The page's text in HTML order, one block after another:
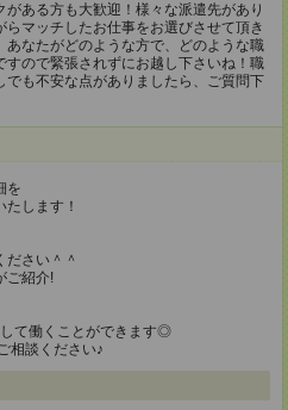
ある方も大歓迎！様々な派遣先があり
マッチしたお仕事をお選びさせて頂き
あなたがどのような方で、どのような職
ので緊張されずにお越し下さいね！職
も不安な点がありましたら、ご質問下
を
します！
さい＾＾
ご紹介!
て働くことができます◎
相談ください♪